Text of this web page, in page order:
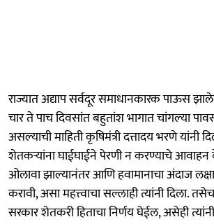
राज्यात अद्याप सर्वदूर समाधानकारक पाऊस
चार ते पाच दिवसांत बहुतांश भागात चांगल्या
असल्याची माहिती कृषिमंत्री दत्तादय भरणे यांनी
शेतकऱ्यांना घाईघाईने पेरणी न करण्याचे
ओलावा झाल्यानंतर आणि हवामानाचा अंदाज
करावी, असा महत्त्वाचा सल्लाही त्यांनी दिला.
सरकार शेतकरी हिताचा निर्णय घेईल, असेही